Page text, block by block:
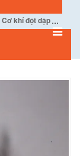
Cơ khí đột dập...